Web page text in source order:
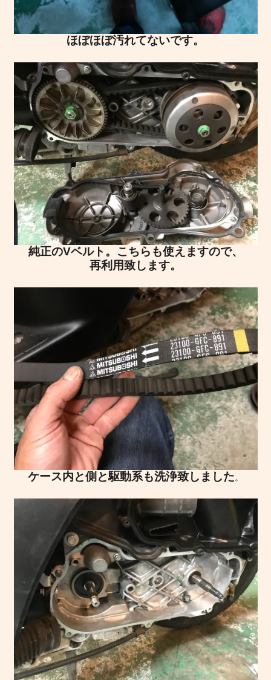
ほぼほぼ汚れてないです。
純正のVベルト。こちらも使えますので、
再利用致します。
ケース内と側と駆動系も洗浄致しました。